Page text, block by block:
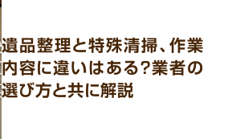
遺品整理と特殊清掃、作業
内容に違いはある？業者の
選び方と共に解説